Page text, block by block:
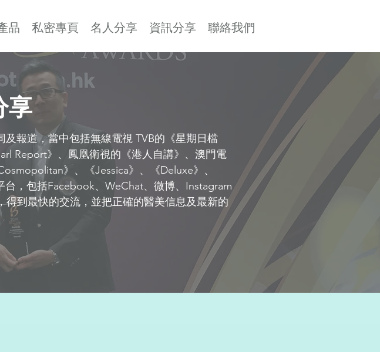
品 私密專頁 名人分享 資訊分享 聯絡我們
享
報道，當中包括無線電視 TVB的《星期日檔
Report》、鳳凰衛視的《港人自講》、澳門電
》、《Jessica》、《Deluxe》、
台，包括Facebook、WeChat、微博、Instagram
到最快的交流，並把正確的醫美信息及最新的